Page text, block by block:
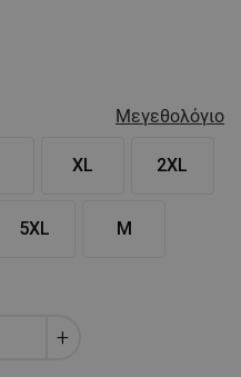
Μεγεθολόγιο
XL 2XL
5XL M